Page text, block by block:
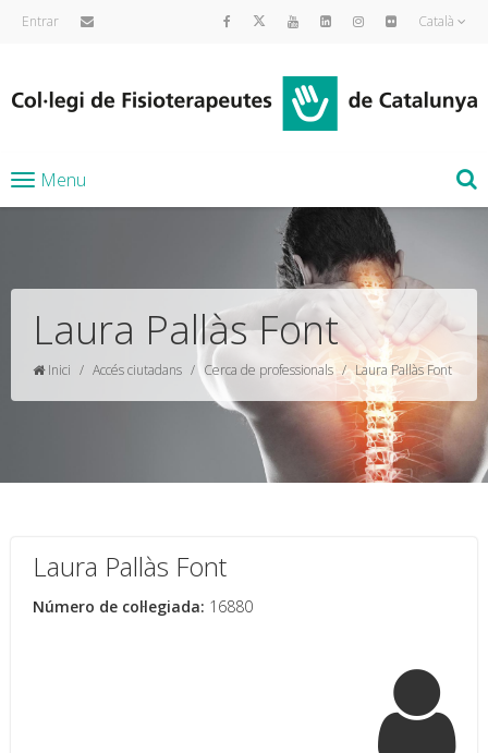
Entrar Català
Menu
Laura Pallàs Font
Inici Accés ciutadans Cerca de professionals Laura Pallàs Font
Laura Pallàs Font
Número de col·legiada: 16880